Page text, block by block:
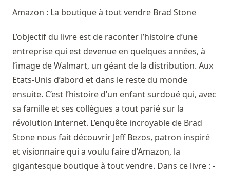
Amazon : La boutique à tout vendre Brad Stone
L’objectif du livre est de raconter l’histoire d’une
entreprise qui est devenue en quelques années, à
l’image de Walmart, un géant de la distribution. Aux
Etats-Unis d’abord et dans le reste du monde
ensuite. C’est l’histoire d’un enfant surdoué qui, avec
sa famille et ses collègues a tout parié sur la
révolution Internet. L’enquête incroyable de Brad
Stone nous fait découvrir Jeff Bezos, patron inspiré
et visionnaire qui a voulu faire d’Amazon, la
gigantesque boutique à tout vendre. Dans ce livre : -